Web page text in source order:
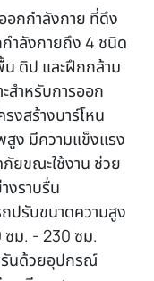
อกกำลังกาย ที่ดึง
ำลังกายถึง 4 ชนิด
น ดิป และฝึกกล้าม
สำหรับการออก
งสร้างบาร์โหน
ง มีความแข็งแรง
ยขณะใช้งาน ช่วย
งราบรื่น
ปรับขนาดความสูง
ซม. - 230 ซม.
รันด้วยอุปกรณ์